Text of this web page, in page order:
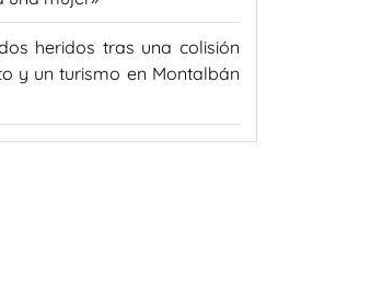
heridos tras una colisión
y un turismo en Montalbán